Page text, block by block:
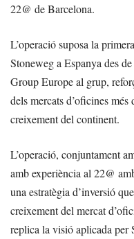
22@ de Barcelona.
L’operació suposa la
Stoneweg a Espanya des
Group Europe al grup,
dels mercats d’oficines
creixement del continent.
L’operació, conjuntament
amb experiència al 22@
una estratègia d’inversió
creixement del mercat
replica la visió aplicada per